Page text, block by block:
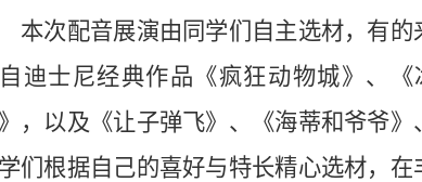
本次配音展演由同学们自主选材，有
迪士尼经典作品 《疯狂动物城》、
，以及《让子弹飞》、《海蒂和爷爷》
们根据自己的喜好与特长精心选材，